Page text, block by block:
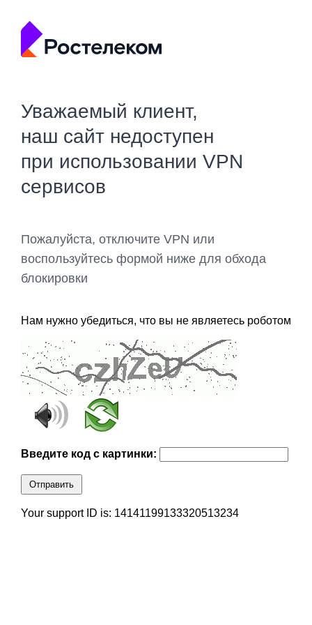
Уважаемый клиент,
наш сайт недоступен
при использовании VPN
сервисов
Пожалуйста, отключите VPN или
воспользуйтесь формой ниже для обхода
блокировки
Нам нужно убедиться, что вы не являетесь роботом
Введите код с картинки:
Отправить
Your support ID is: 14141199133320513234